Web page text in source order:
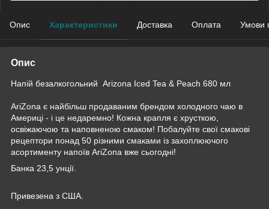
Опис Характеристики Доставка Оплата Умови
Опис
Напій безалкогольний Arizona Iced Tea & Peach 680 мл
AriZona є найбільш продаваним брендом холодного чаю в
Америці - і це недаремно! Кожна крапля є хрусткою,
освіжаючою та наповненою смаком! Побалуйте свої смакові
рецептори понад 50 різними смаками із захоплюючого
асортименту напоїв AriZona вже сьогодні!
Банка 23,5 унції.
Привезена з США.